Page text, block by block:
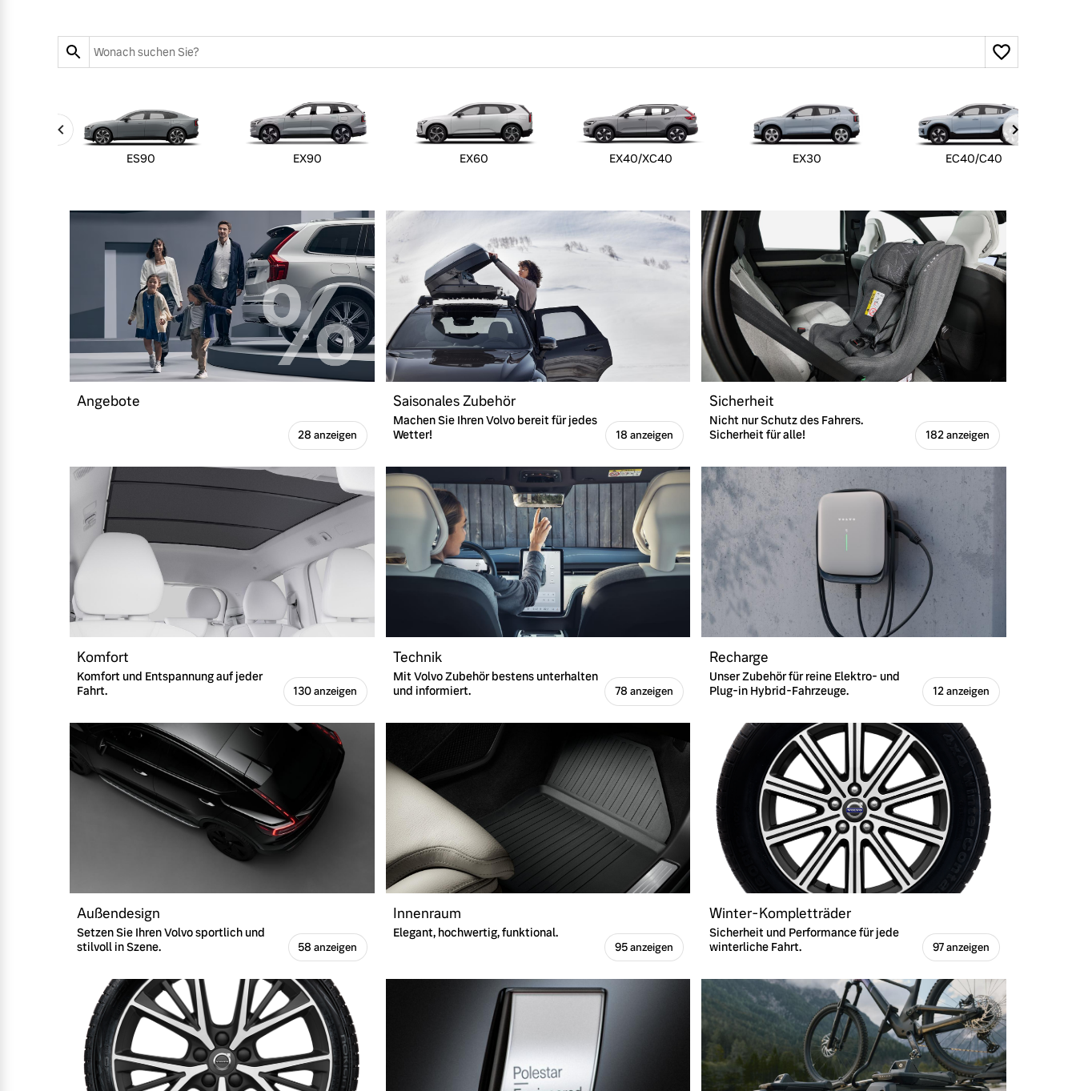
Aktuelle Zubehörangebote
Zubehörkatalog
Aktuelle Serviceangebote
ES90 EX90 EX60 EX40/XC40 EX30 EC40/C40
Angebote
28 anzeigen
Saisonales Zubehör
Machen Sie Ihren Volvo bereit für jedes
Wetter!
18 anzeigen
Sicherheit
Nicht nur Schutz des Fahrers.
Sicherheit für alle!
182 anzeigen
Komfort
Komfort und Entspannung auf jeder
Fahrt.
130 anzeigen
Technik
Mit Volvo Zubehör bestens unterhalten
und informiert.
78 anzeigen
Recharge
Unser Zubehör für reine Elektro- und
Plug-in Hybrid-Fahrzeuge.
12 anzeigen
Außendesign
Setzen Sie Ihren Volvo sportlich und
stilvoll in Szene.
58 anzeigen
Innenraum
Elegant, hochwertig, funktional.
95 anzeigen
Winter-Kompletträder
Sicherheit und Performance für jede
winterliche Fahrt.
97 anzeigen